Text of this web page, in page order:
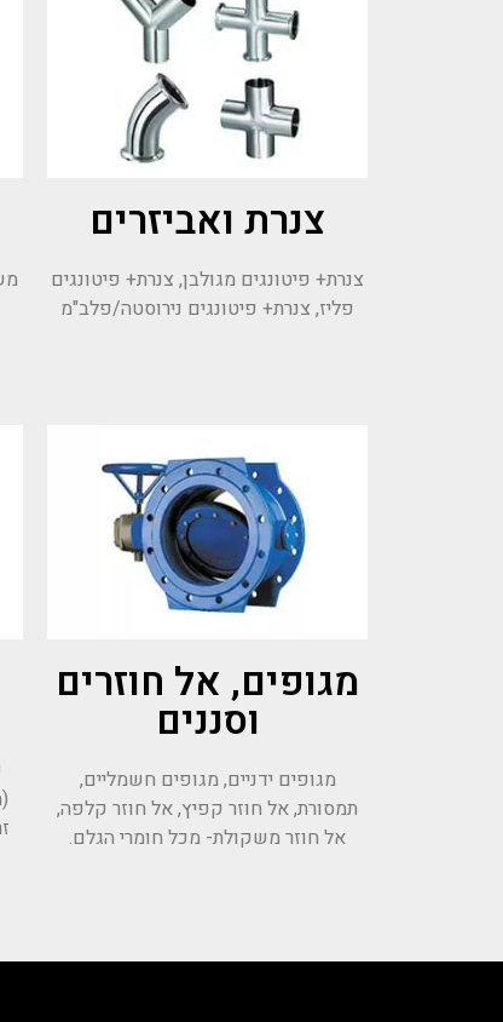
צנרת ואביזרים
צנרת+ פיטונגים מגולבן, צנרת+ פיטונגים
פליז, צנרת+ פיטונגים נירוסטה/פלב"מ
מגופים, אל חוזרים
וסננים
מגופים ידניים, מגופים חשמליים,
תמסורת, אל חוזר קפיץ, אל חוזר קלפה,
אל חוזר משקולת- מכל חומרי הגלם.